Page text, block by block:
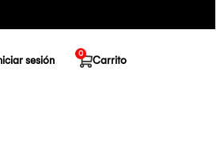
sesión Carrito
0